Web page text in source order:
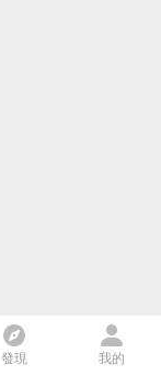
發現 我的